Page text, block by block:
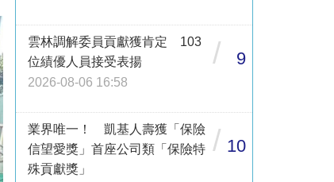
雲林調解委員貢獻獲肯定 103
位績優人員接受表揚
2026-08-06 16:58
/ 9
業界唯一！ 凱基人壽獲「保險
信望愛獎」首座公司類「保險特
殊貢獻獎」
/ 10